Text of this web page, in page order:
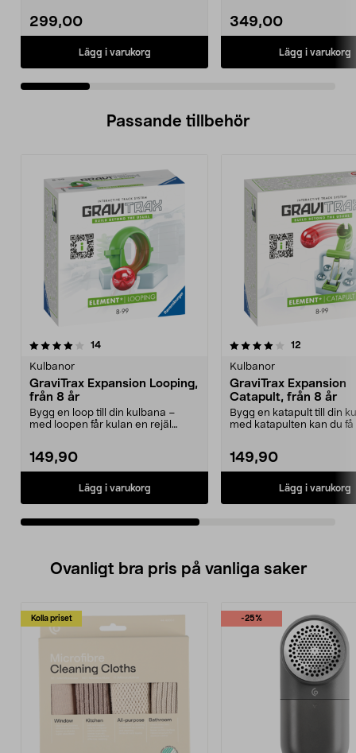
299,00
Lägg i varukorg
349,00
Lägg i varukorg
Passande tillbehör
14recensioner
Kulbanor
GraviTrax Expansion Looping,
från 8 år
Bygg en loop till din kulbana –
med loopen får kulan en rejäl
149,90
Lägg i varukorg
4.0av 5 stjärnor 12
Kulbanor
GraviTrax Expansion
Catapult, från 8 år
Bygg en katapult till din
med katapulten kan du få
149,90
Lägg i varukorg
4.5av 5 stjärnor
Ovanligt bra pris på vanliga saker
Kolla priset -25%